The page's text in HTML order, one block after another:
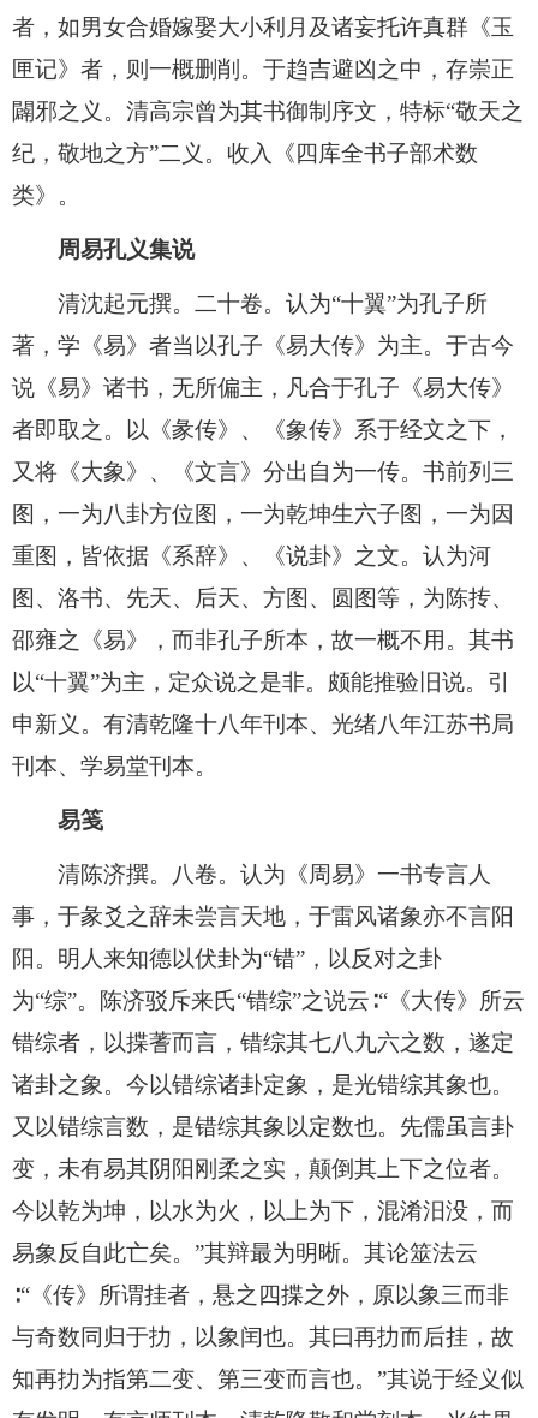
者，如男女合婚嫁娶大小利月及诸妄托许真群《玉
匣记》者，则一概删削。于趋吉避凶之中，存崇正
闢邪之义。清高宗曾为其书御制序文，特标“敬天之
纪，敬地之方”二义。收入《四库全书子部术数
类》。
周易孔义集说
清沈起元撰。二十卷。认为“十翼”为孔子所
著，学《易》者当以孔子《易大传》为主。于古今
说《易》诸书，无所偏主，凡合于孔子《易大传》
者即取之。以《彖传》、《象传》系于经文之下，
又将《大象》、《文言》分出自为一传。书前列三
图，一为八卦方位图，一为乾坤生六子图，一为因
重图，皆依据《系辞》、《说卦》之文。认为河
图、洛书、先天、后天、方图、圆图等，为陈抟、
邵雍之《易》，而非孔子所本，故一概不用。其书
以“十翼”为主，定众说之是非。颇能推验旧说。引
申新义。有清乾隆十八年刊本、光绪八年江苏书局
刊本、学易堂刊本。
易笺
清陈济撰。八卷。认为《周易》一书专言人
事，于彖爻之辞未尝言天地，于雷风诸象亦不言阳
阳。明人来知德以伏卦为“错”，以反对之卦
为“综”。陈济驳斥来氏“错综”之说云∶“《大传》所云
错综者，以揲蓍而言，错综其七八九六之数，遂定
诸卦之象。今以错综诸卦定象，是光错综其象也。
又以错综言数，是错综其象以定数也。先儒虽言卦
变，未有易其阴阳刚柔之实，颠倒其上下之位者。
今以乾为坤，以水为火，以上为下，混淆汨没，而
易象反自此亡矣。”其辩最为明晰。其论筮法云
∶“《传》所谓挂者，悬之四揲之外，原以象三而非
与奇数同归于扐，以象闰也。其曰再扐而后挂，故
知再扐为指第二变、第三变而言也。”其说于经义似